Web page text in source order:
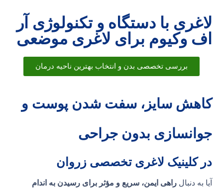
لاغری با دستگاه و تکنولوژی آر
اف وکیوم برای لاغری موضعی
بررسی تخصصی بدن و انتخاب بهترین ناحیه درمان
کاهش سایز، سفت شدن پوست و
جوانسازی بدون جراحی
درکلینیک لاغری تخصصی زروان
آیا به دنبالراهی ایمن، سریع و مؤثر برای رسیدن به اندام